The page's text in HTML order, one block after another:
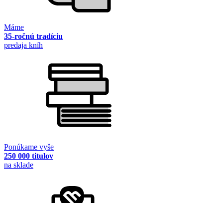
Máme
35-ročnú tradíciu
predaja kníh
Ponúkame vyše
250 000 titulov
na sklade